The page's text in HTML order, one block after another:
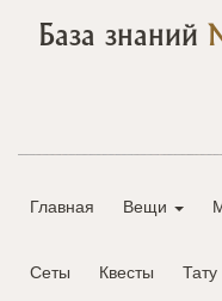
База знаний
Главная Вещи
Сеты Квесты Тату